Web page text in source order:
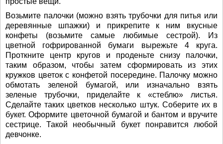
Возьмите палочки (можно взять трубочки для питья или
деревянные шпажки) и прикрепите к ним вкусные
конфеты (возьмите самые любимые сестрой). Из
цветной гофрированной бумаги вырежьте 4 круга.
Проткните центр кругов и проденьте снизу палочки,
таким образом, чтобы затем сформировать из этих
кружков цветок с конфетой посередине. Палочку можно
обмотать зеленой бумагой, или изначально взять
зеленые трубочки, приделайте к «стеблю» листья.
Сделайте таких цветков несколько штук. Соберите их в
букет. Оформите цветочной бумагой и бантом и вручите
сестрице. Такой необычный букет понравится любой
девчонке.